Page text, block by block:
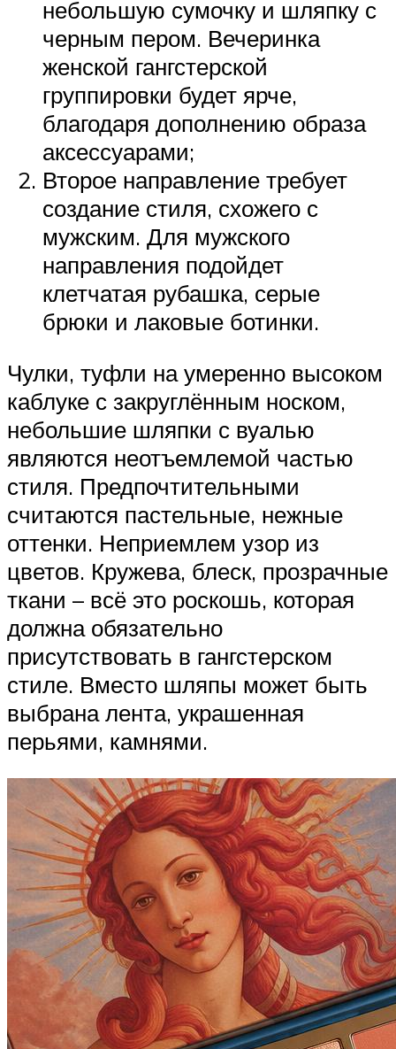
небольшую сумочку и шляпку с
черным пером. Вечеринка
женской гангстерской
группировки будет ярче,
благодаря дополнению образа
аксессуарами;
Второе направление требует
создание стиля, схожего с
мужским. Для мужского
направления подойдет
клетчатая рубашка, серые
брюки и лаковые ботинки.
Чулки, туфли на умеренно высоком
каблуке с закруглённым носком,
небольшие шляпки с вуалью
являются неотъемлемой частью
стиля. Предпочтительными
считаются пастельные, нежные
оттенки. Неприемлем узор из
цветов. Кружева, блеск, прозрачные
ткани – всё это роскошь, которая
должна обязательно
присутствовать в гангстерском
стиле. Вместо шляпы может быть
выбрана лента, украшенная
перьями, камнями.